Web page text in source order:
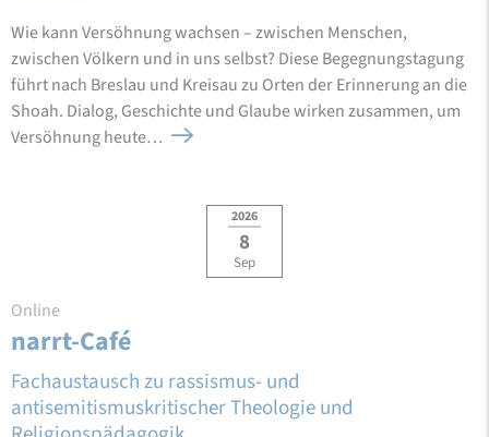
Wie kann Versöhnung wachsen – zwischen Menschen,
zwischen Völkern und in uns selbst? Diese Begegnungstagung
führt nach Breslau und Kreisau zu Orten der Erinnerung an die
Shoah. Dialog, Geschichte und Glaube wirken zusammen, um
Versöhnung heute…
2026
8
Sep
Online
narrt-Café
Fachaustausch zu rassismus- und
antisemitismuskritischer Theologie und